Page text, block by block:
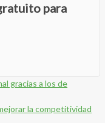
para
gracias a los de
la competitividad